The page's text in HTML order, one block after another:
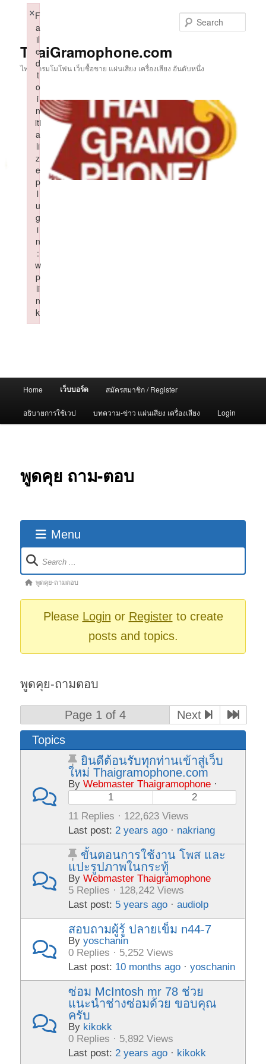
ThaiGramophone.com
ไทยแกรมโมโฟน เว็บซื้อขาย แผ่นเสียง เครื่องเสียง อันดับหนึ่ง
Home เว็บบอร์ด สมัครสมาชิก / Register
อธิบายการใช้เวป บทความ-ข่าว แผ่นเสียง เครื่องเสียง Login
พูดคุย ถาม-ตอบ
Menu
Forum
Navigation
Forumพูดคุย-ถามตอบ
Please Login or Registerto create
posts and topics.
พูดคุย-ถามตอบ
Page 1 of 4
Next
Topics
ยินดีต้อนรับทุกท่านเข้าสู่เว็บ
ใหม่ Thaigramophone.com
ByWebmaster Thaigramophone ·
1
2
11 Replies · 122,623 Views
Last post:2 years ago · nakriang
ขั้นตอนการใช้งาน โพส และ
แปะรูปภาพในกระทู้
ByWebmaster Thaigramophone
5 Replies · 128,242 Views
Last post: 5 years ago ·audiolp
สอบถามผู้รู้ ปลายเข็ม n44-7
Byyoschanin
0 Replies · 5,252 Views
Last post: 10 months ago ·yoschanin
ซ่อม McIntosh mr 78 ช่วย
แนะนำช่างซ่อมด้วย ขอบคุณ
ครับ
By kikokk
0 Replies · 5,892 Views
Last post:2 years ago · kikokk
F
a
il
e
d
t
o
i
n
iti
a
li
z
e
p
l
u
g
i
n
:
w
p
li
n
k
×
Failed to initialize plugin: wplink